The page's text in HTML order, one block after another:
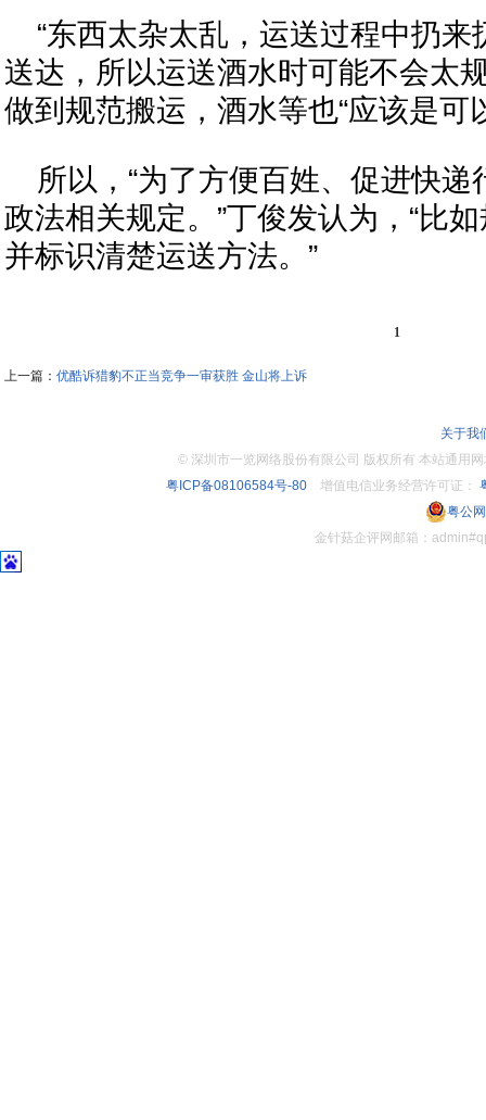
“东西太杂太乱，运送过程中扔
送达，所以运送酒水时可能不会太
做到规范搬运，酒水等也“应该是可
所以，“为了方便百姓、促进快
政法相关规定。”丁俊发认为，“比
并标识清楚运送方法。”
1
上一篇： 优酷诉猎豹不正当竞争一审获胜 金山将上诉
关于我
© 深圳市一览网络股份有限公司 版权所有 本站通
粤ICP备08106584号-80增值电信业务经营许可证：
粤公
金针菇企评网邮箱：